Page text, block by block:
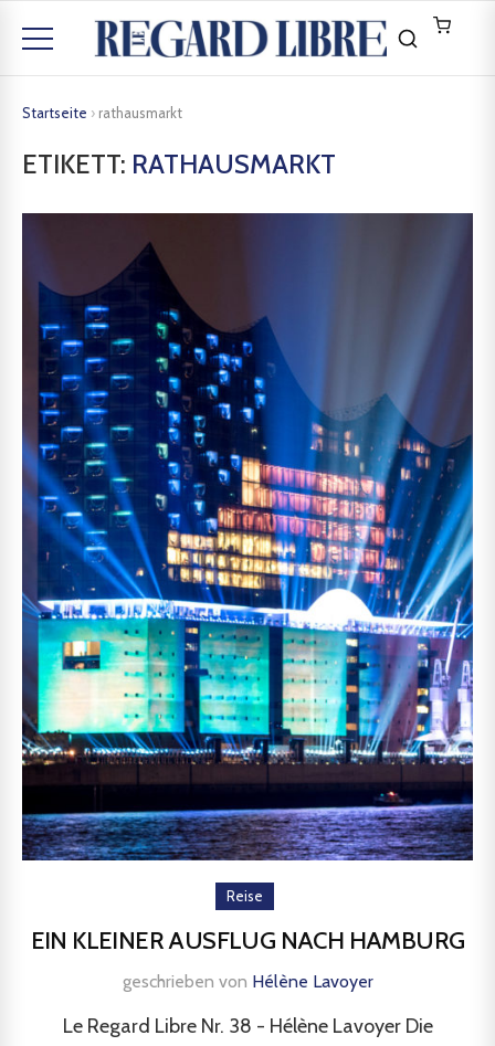
Startseite › rathausmarkt
ETIKETT: RATHAUSMARKT
Reise
EIN KLEINER AUSFLUG NACH HAMBURG
geschrieben von Hélène Lavoyer
Le Regard Libre Nr. 38 - Hélène Lavoyer Die